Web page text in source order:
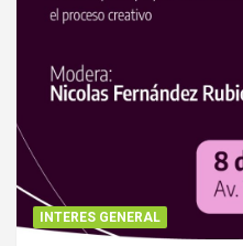
INTERES GENERAL